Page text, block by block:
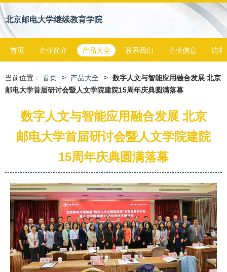
北京邮电大学继续教育学院
首页 企业简介 产品大全 联系我们 企业信息 访客
当前位置： 首页 > 产品大全 > 数字人文与智能应用融合发展 北京
邮电大学首届研讨会暨人文学院建院15周年庆典圆满落幕
数字人文与智能应用融合发展 北京
邮电大学首届研讨会暨人文学院建院
15周年庆典圆满落幕